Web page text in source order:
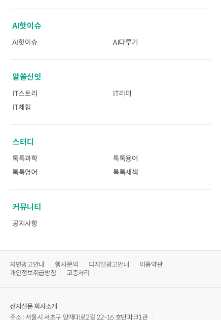
AI핫이슈
AI핫이슈 AI다루기
알쓸신잇
IT스토리
IT리더
IT체험
스터디
톡톡과학
톡톡용어
톡톡영어
톡톡새책
커뮤니티
공지사항
지면광고안내 행사문의 디지털광고안내
이용약관
개인정보취급방침
고충처리
전자신문회사소개
주소 : 서울시 서초구 양재대로2길 22-16 호반파크1관